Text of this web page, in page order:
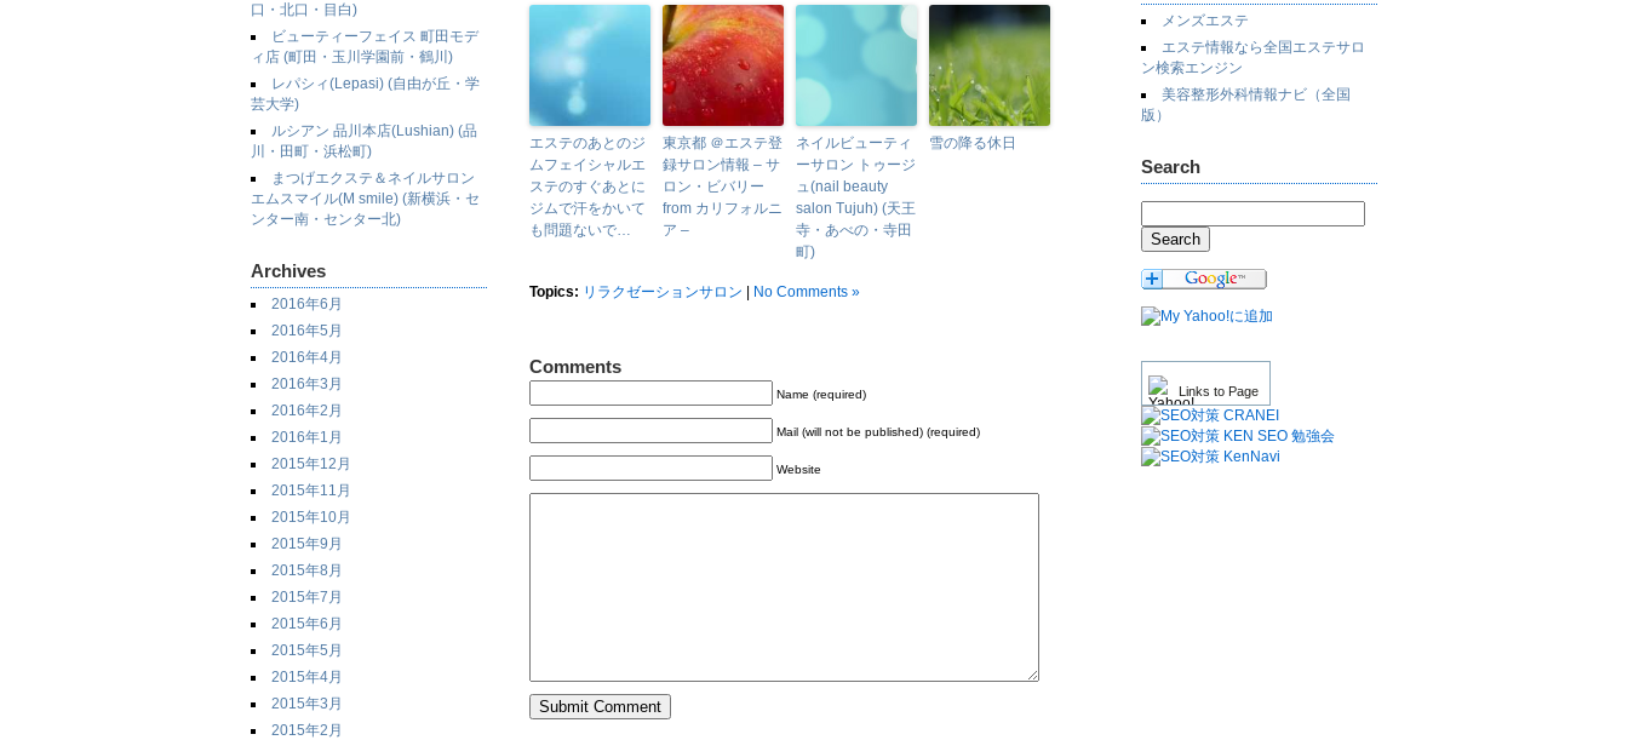
口・北口・目白)
ビューティーフェイス 町田モデ
ィ店 (町田・玉川学園前・鶴川)
レパシィ(Lepasi) (自由が丘・学
芸大学)
ルシアン 品川本店(Lushian) (品
川・田町・浜松町)
まつげエクステ＆ネイルサロン
エムスマイル(M smile) (新横浜・セ
ンター南・センター北)
Archives
2016年6月
2016年5月
2016年4月
2016年3月
2016年2月
2016年1月
2015年12月
2015年11月
2015年10月
2015年9月
2015年8月
2015年7月
2015年6月
2015年5月
2015年4月
2015年3月
2015年2月
メンズエステ
エステ情報なら全国エステサロ
ン検索エンジン
美容整形外科情報ナビ（全国
版）
Search
Links to Page
エステのあとのジ
ムフェイシャルエ
ステのすぐあとに
ジムで汗をかいて
も問題ないで…
東京都 ＠エステ登
録サロン情報 – サ
ロン・ビバリー
from カリフォルニ
ア –
ネイルビューティ
ーサロン トゥージ
ュ(nail beauty
salon Tujuh) (天王
寺・あべの・寺田
町)
雪の降る休日
Topics: リラクゼーションサロン No Comments »
Comments
Name (required)
Mail (will not be published) (required)
Website